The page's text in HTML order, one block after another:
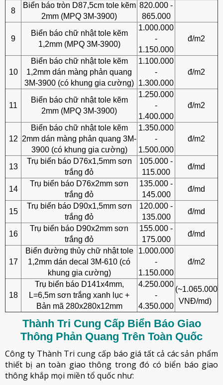
8
Biển báo tròn D87,5cm tole kẽm
2mm (MPQ 3M-3900)
820.000 -
865.000
9
Biển báo chữ nhật tole kẽm
1,2mm (MPQ 3M-3900)
1.000.000
-
1.150.000
đ/m2
10
Biển báo chữ nhật tole kẽm
1,2mm dán màng phản quang
3M-3900 (có khung gia cường)
1.100.000
-
1.300.000
đ/m2
11
Biển báo chữ nhật tole kẽm
2mm (MPQ 3M-3900)
1.250.000
-
1.400.000
đ/m2
12
Biển báo chữ nhật tole kẽm
2mm dán màng phản quang 3M-
3900 (có khung gia cường)
1.350.000
-
1.500.000
đ/m2
13
Trụ biển báo D76x1,5mm sơn
trắng đỏ
105.000 -
115.000
đ/md
14
Trụ biển báo D76x2mm sơn
trắng đỏ
135.000 -
145.000
đ/md
15
Trụ biển báo D90x1,5mm sơn
trắng đỏ
120.000 -
135.000
đ/md
16
Trụ biển báo D90x2mm sơn
trắng đỏ
155.000 -
175.000
đ/md
17
Biển đường thủy chữ nhật tole
1,2mm dán decal 3M-610 (có
khung gia cường)
1.000.000
-
1.150.000
đ/m2
18
Trụ biển báo D141x4mm,
L=6,5m sơn trắng xanh lục +
Bản mã 280x280x12mm
4.250.000
-
4.350.000
(~1.065.000
VNĐ/md)
Thành Tri Cung Cấp Biển Báo Giao
Thông Phản Quang Trên Toàn Quốc
Công ty Thành Tri cung cấp báo giá tất cả các sản phẩm
thiết bị an toàn giao thông trong đó có biển báo giao
thông khắp mọi miền tổ quốc như: